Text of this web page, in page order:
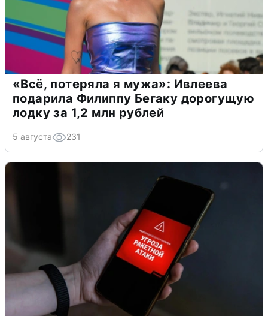
«Всё, потеряла я мужа»: Ивлеева
подарила Филиппу Бегаку дорогущую
лодку за 1,2 млн рублей
5 августа 231